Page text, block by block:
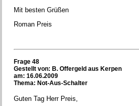
Mit besten Grüßen
Roman Preis
Frage 48
Gestellt von: B. Offergeld aus Kerpen
am: 16.06.2009
Thema: Not-Aus-Schalter
Guten Tag Herr Preis,